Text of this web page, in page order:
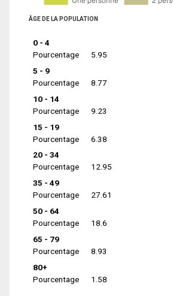
ÂGE DE LA POPULATION
0 - 4
Pourcentage
5.95
5 - 9
Pourcentage
8.77
10 - 14
Pourcentage
9.23
15 - 19
Pourcentage
6.38
20 - 34
Pourcentage
12.95
35 - 49
Pourcentage
27.61
50 - 64
Pourcentage
18.6
65 - 79
Pourcentage
8.93
80+
Pourcentage
1.58